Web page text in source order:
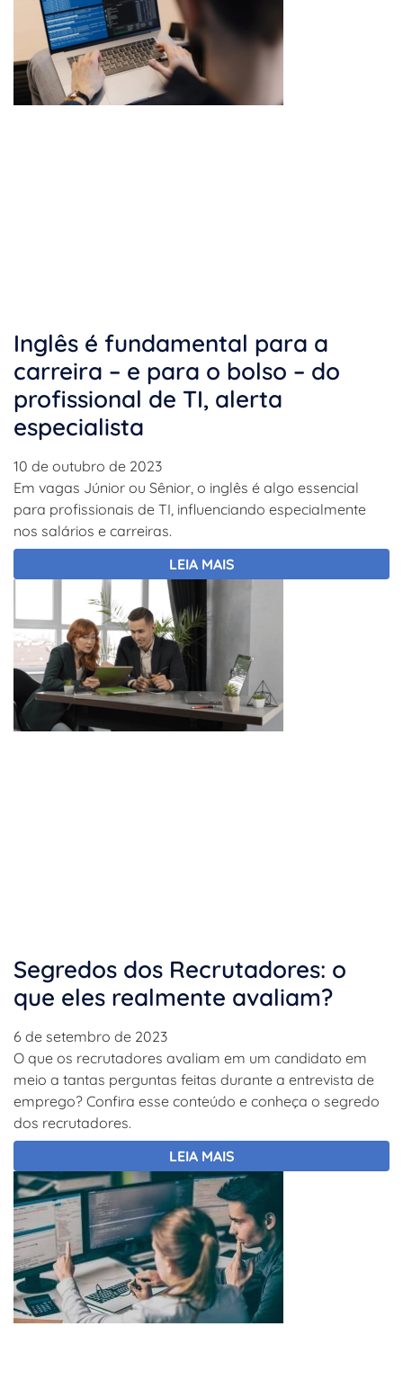
Inglês é fundamental para a
carreira – e para o bolso – do
profissional de TI, alerta
especialista
10 de outubro de 2023
Em vagas Júnior ou Sênior, o inglês é algo essencial
para profissionais de TI, influenciando especialmente
nos salários e carreiras.
LEIA MAIS
Segredos dos Recrutadores: o
que eles realmente avaliam?
6 de setembro de 2023
O que os recrutadores avaliam em um candidato em
meio a tantas perguntas feitas durante a entrevista de
emprego? Confira esse conteúdo e conheça o segredo
dos recrutadores.
LEIA MAIS